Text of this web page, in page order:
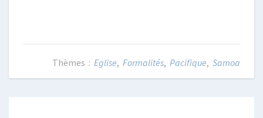
Eglise, Formalités, Pacifique, Samoa